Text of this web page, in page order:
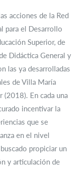
acciones de la Red
para el Desarrollo
Superior, de
Didáctica General y
las ya desarrolladas
de Villa María
(2018). En cada una
incentivar la
que se
en el nivel
propiciar un
y articulación de